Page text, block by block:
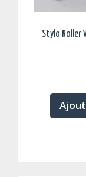
Stylo Roller